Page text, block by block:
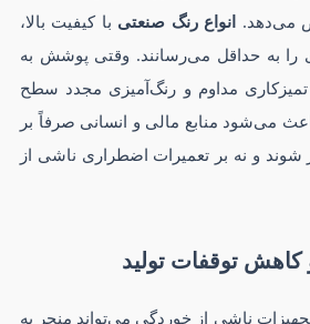
می‌دهد. انواع رنگ صنعتی با کیفیت بالا،
را به حداقل می‌رسانند. وقتی پوشش به
تمیزکاری مداوم و رنگ‌آمیزی مجدد سطح
می‌شود منابع مالی و انسانی صرفاً بر
شوند و نه بر تعمیرات اضطراری ناشی از
کاهش توقفات تولید
ناشی از خوردگی می‌تواند منجر به